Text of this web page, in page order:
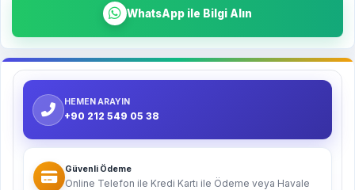
WhatsApp ile Bilgi Alın
HEMEN ARAYIN
+90 212 549 05 38
Güvenli Ödeme
Online Telefon ile Kredi Kartı ile Ödeme veya Havale